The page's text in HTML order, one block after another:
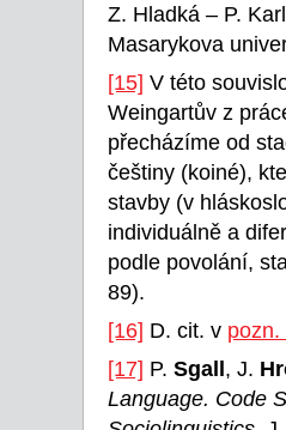
Z. Hladká – P.
Masarykova
[15] V této
Weingartův z
přecházíme od
češtiny (koiné),
stavby (v
individuálně a
podle povolání,
89).
[16] D. cit. v pozn.
[17] P. Sgall, J.
Language. Code